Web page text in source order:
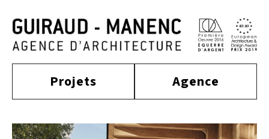
Projets Agence
construit
actualité